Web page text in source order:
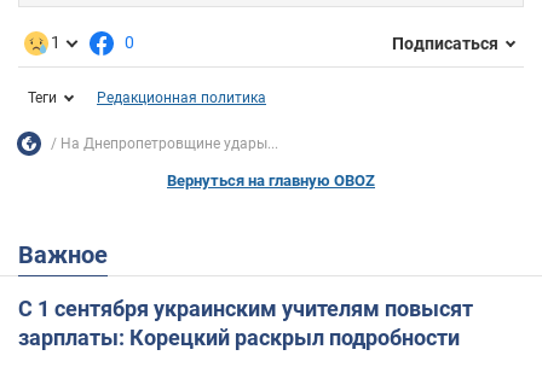
1 0 Подписаться
Теги Редакционная политика
На Днепропетровщине удары...
Вернуться на главную OBOZ
Важное
С 1 сентября украинским учителям повысят
зарплаты: Корецкий раскрыл подробности